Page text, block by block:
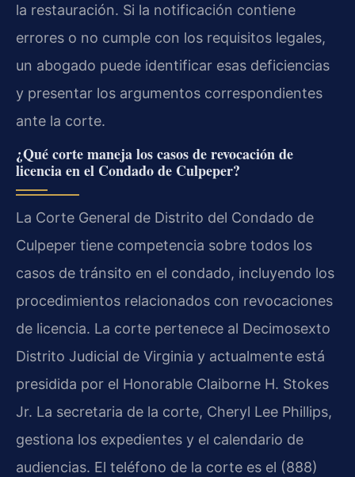
la restauración. Si la notificación contiene
errores o no cumple con los requisitos legales,
un abogado puede identificar esas deficiencias
y presentar los argumentos correspondientes
ante la corte.
¿Qué corte maneja los casos de revocación de
licencia en el Condado de Culpeper?
La Corte General de Distrito del Condado de
Culpeper tiene competencia sobre todos los
casos de tránsito en el condado, incluyendo los
procedimientos relacionados con revocaciones
de licencia. La corte pertenece al Decimosexto
Distrito Judicial de Virginia y actualmente está
presidida por el Honorable Claiborne H. Stokes
Jr. La secretaria de la corte, Cheryl Lee Phillips,
gestiona los expedientes y el calendario de
audiencias. El teléfono de la corte es el (888)